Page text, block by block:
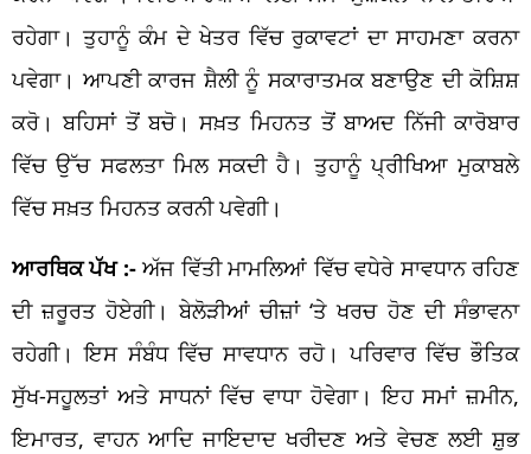
ਰਹੇਗਾ। ਤੁਹਾਨੂੰ ਕੰਮ ਦੇ ਖੇਤਰ ਵਿੱਚ ਰੁਕਾਵਟਾਂ ਦਾ ਸਾਹਮਣਾ ਕਰਨਾ
ਪਵੇਗਾ। ਆਪਣੀ ਕਾਰਜ ਸ਼ੈਲੀ ਨੂੰ ਸਕਾਰਾਤਮਕ ਬਣਾਉਣ ਦੀ ਕੋਸ਼ਿਸ਼
ਕਰੋ। ਬਹਿਸਾਂ ਤੋਂ ਬਚੋ। ਸਖ਼ਤ ਮਿਹਨਤ ਤੋਂ ਬਾਅਦ ਨਿੱਜੀ ਕਾਰੋਬਾਰ
ਵਿੱਚ ਉੱਚ ਸਫਲਤਾ ਮਿਲ ਸਕਦੀ ਹੈ। ਤੁਹਾਨੂੰ ਪ੍ਰੀਖਿਆ ਮੁਕਾਬਲੇ
ਵਿੱਚ ਸਖ਼ਤ ਮਿਹਨਤ ਕਰਨੀ ਪਵੇਗੀ।
ਆਰਥਿਕ ਪੱਖ :-ਅੱਜ ਵਿੱਤੀ ਮਾਮਲਿਆਂ ਵਿੱਚ ਵਧੇਰੇ ਸਾਵਧਾਨ ਰਹਿਣ
ਦੀ ਜ਼ਰੂਰਤ ਹੋਏਗੀ। ਬੇਲੋੜੀਆਂ ਚੀਜ਼ਾਂ ‘ਤੇ ਖਰਚ ਹੋਣ ਦੀ ਸੰਭਾਵਨਾ
ਰਹੇਗੀ। ਇਸ ਸੰਬੰਧ ਵਿੱਚ ਸਾਵਧਾਨ ਰਹੋ। ਪਰਿਵਾਰ ਵਿੱਚ ਭੌਤਿਕ
ਸੁੱਖ-ਸਹੂਲਤਾਂ ਅਤੇ ਸਾਧਨਾਂ ਵਿੱਚ ਵਾਧਾ ਹੋਵੇਗਾ। ਇਹ ਸਮਾਂ ਜ਼ਮੀਨ,
ਇਮਾਰਤ, ਵਾਹਨ ਆਦਿ ਜਾਇਦਾਦ ਖਰੀਦਣ ਅਤੇ ਵੇਚਣ ਲਈ ਸ਼ੁਭ